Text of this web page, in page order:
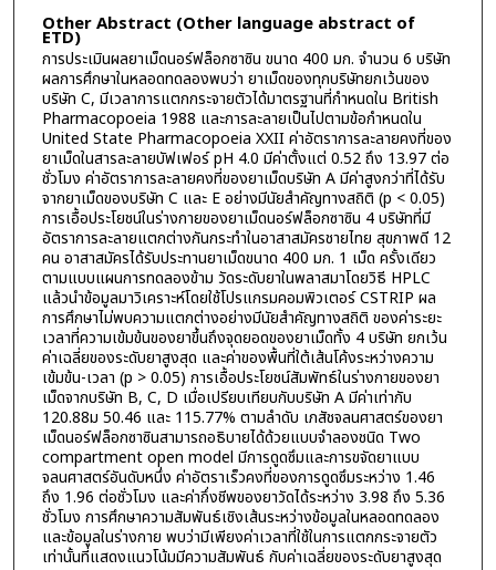
Other Abstract (Other language abstract of
ETD)
การประเมินผลยาเม็ดนอร์ฟล็อกซาซิน ขนาด 400 มก. จำนวน 6 บริษัท
ผลการศึกษาในหลอดทดลองพบว่า ยาเม็ดของทุกบริษัทยกเว้นของ
บริษัท C, มีเวลาการแตกกระจายตัวได้มาตรฐานที่กำหนดใน British
Pharmacopoeia 1988 และการละลายเป็นไปตามข้อกำหนดใน
United State Pharmacopoeia XXII ค่าอัตราการละลายคงที่ของ
ยาเม็ดในสารละลายบัฟเฟอร์ pH 4.0 มีค่าตั้งแต่ 0.52 ถึง 13.97 ต่อ
ชั่วโมง ค่าอัตราการละลายคงที่ของยาเม็ดบริษัท A มีค่าสูงกว่าที่ได้รับ
จากยาเม็ดของบริษัท C และ E อย่างมีนัยสำคัญทางสถิติ (p < 0.05)
การเอื้อประโยชน์ในร่างกายของยาเม็ดนอร์ฟล็อกซาซิน 4 บริษัทที่มี
อัตราการละลายแตกต่างกันกระทำในอาสาสมัครชายไทย สุขภาพดี 12
คน อาสาสมัครได้รับประทานยาเม็ดขนาด 400 มก. 1 เม็ด ครั้งเดียว
ตามแบบแผนการทดลองข้าม วัดระดับยาในพลาสมาโดยวิธี HPLC
แล้วนำข้อมูลมาวิเคราะห์โดยใช้โปรแกรมคอมพิวเตอร์ CSTRIP ผล
การศึกษาไม่พบความแตกต่างอย่างมีนัยสำคัญทางสถิติ ของค่าระยะ
เวลาที่ความเข้มข้นของยาขึ้นถึงจุดยอดของยาเม็ดทั้ง 4 บริษัท ยกเว้น
ค่าเฉลี่ยของระดับยาสูงสุด และค่าของพื้นที่ใต้เส้นโค้งระหว่างความ
เข้มข้น-เวลา (p > 0.05) การเอื้อประโยชน์สัมพัทธ์ในร่างกายของยา
เม็ดจากบริษัท B, C, D เมื่อเปรียบเทียบกับบริษัท A มีค่าเท่ากับ
120.88ม 50.46 และ 115.77% ตามลำดับ เภสัชจลนศาสตร์ของยา
เม็ดนอร์ฟล็อกซาซินสามารถอธิบายได้ด้วยแบบจำลองชนิด Two
compartment open model มีการดูดซึมและการขจัดยาแบบ
จลนศาสตร์อันดับหนึ่ง ค่าอัตราเร็วคงที่ของการดูดซึมระหว่าง 1.46
ถึง 1.96 ต่อชั่วโมง และค่ากึ่งชีพของยาวัดได้ระหว่าง 3.98 ถึง 5.36
ชั่วโมง การศึกษาความสัมพันธ์เชิงเส้นระหว่างข้อมูลในหลอดทดลอง
และข้อมูลในร่างกาย พบว่ามีเพียงค่าเวลาที่ใช้ในการแตกกระจายตัว
เท่านั้นที่แสดงแนวโน้มมีความสัมพันธ์ กับค่าเฉลี่ยของระดับยาสูงสุด